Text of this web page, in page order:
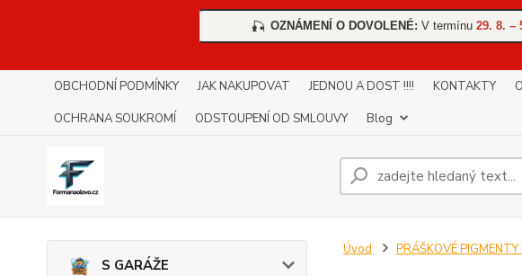
🎣 OZNÁMENÍ O DOVOLENÉ: V termínu 29. 8. –
OBCHODNÍ PODMÍNKY JAK NAKUPOVAT JEDNOU A DOST !!!! KONTAKTY
OCHRANA SOUKROMÍ
ODSTOUPENÍ OD SMLOUVY Blog
S GARÁŽE
Úvod PRÁŠKOVÉ